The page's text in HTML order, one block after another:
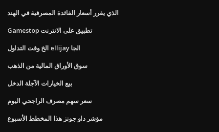
الذي يقرر أسعار الفائدة المصرفية في الهند
Gamestop تطبيق على الانترنت
الخ وقت التداول ellijay الجا
سوق الأوراق المالية من الذهب
بيع الخيارات الآجلة الدخل
سعر سهم مصرف الراجحي اليوم
مؤشر داو جونز هذا المخطط الأسبوع